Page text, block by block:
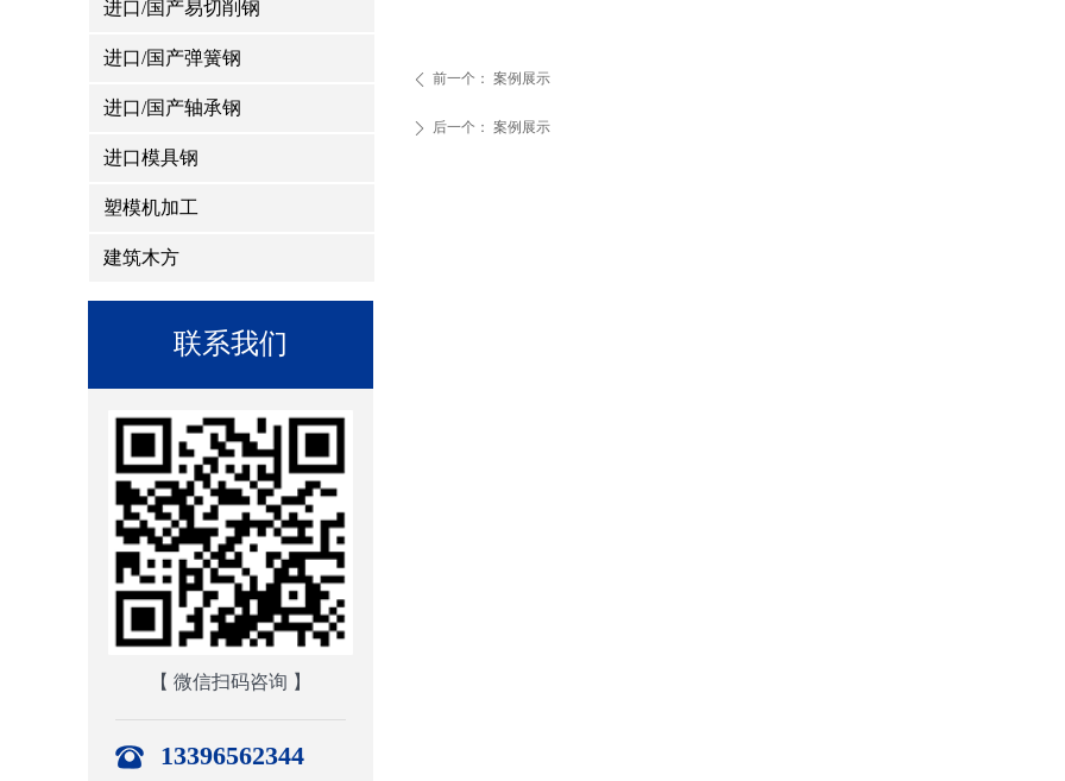
ꄴ 前一个： 案例展示
ꄲ 后一个： 案例展示
联系我们
【 微信扫码咨询 】
13396562344
进口/国产易切削钢
进口/国产弹簧钢
进口/国产轴承钢
进口模具钢
塑模机加工
建筑木方